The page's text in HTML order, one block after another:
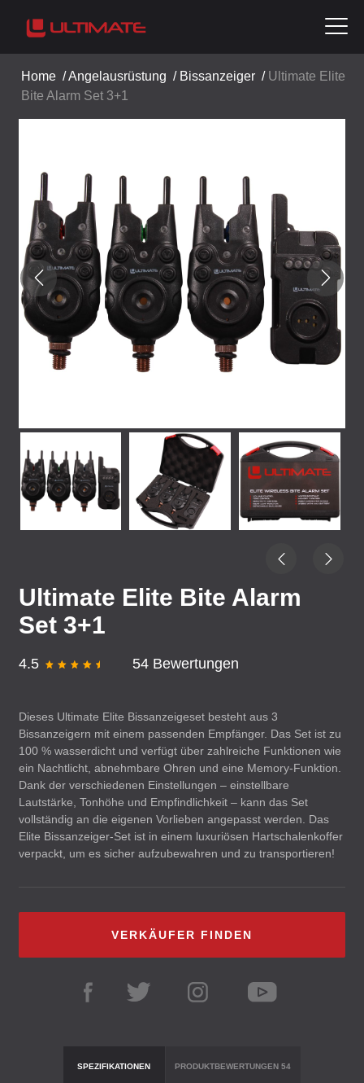
Home /Angelausrüstung / Bissanzeiger / Ultimate Elite
Bite Alarm Set 3+1
Ultimate Elite Bite Alarm
Set 3+1
4.5 54 Bewertungen
Dieses Ultimate Elite Bissanzeigeset besteht aus 3
Bissanzeigern mit einem passenden Empfänger. Das Set ist zu
100 % wasserdicht und verfügt über zahlreiche Funktionen wie
ein Nachtlicht, abnehmbare Ohren und eine Memory-Funktion.
Dank der verschiedenen Einstellungen – einstellbare
Lautstärke, Tonhöhe und Empfindlichkeit – kann das Set
vollständig an die eigenen Vorlieben angepasst werden. Das
Elite Bissanzeiger-Set ist in einem luxuriösen Hartschalenkoffer
verpackt, um es sicher aufzubewahren und zu transportieren!
VERKÄUFER FINDEN
SPEZIFIKATIONEN PRODUKTBEWERTUNGEN54